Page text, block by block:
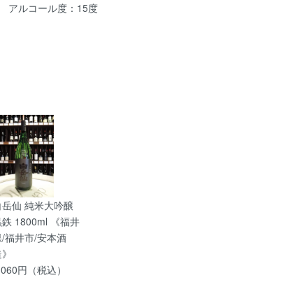
アルコール度：15度
岳仙 純米大吟醸
1800ml 《福井
/福井市/安本酒
円（税込）